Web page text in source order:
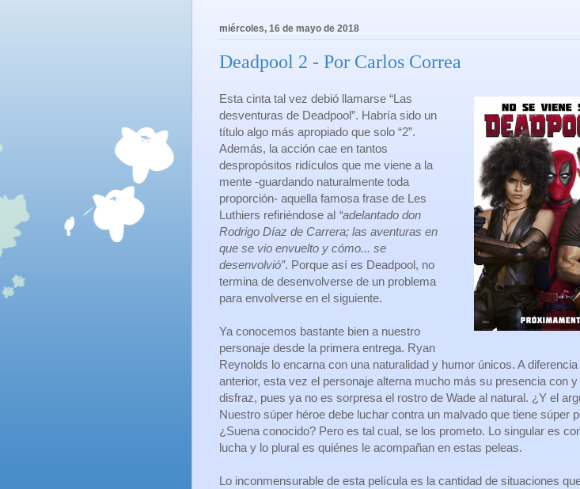
miércoles, 16 de mayo de 2018
Deadpool 2 - Por Carlos Correa
Esta cinta tal vez debió llamarse “Las
desventuras de Deadpool”. Habría sido un
título algo más apropiado que solo “2”.
Además, la acción cae en tantos
despropósitos ridículos que me viene a la
mente -guardando naturalmente toda
proporción- aquella famosa frase de Les
Luthiers refiriéndose al “adelantado don
Rodrigo Díaz de Carrera; las aventuras en
que se vio envuelto y cómo... se
desenvolvió”. Porque así es Deadpool, no
termina de desenvolverse de un problema
para envolverse en el siguiente.
Ya conocemos bastante bien a nuestro
personaje desde la primera entrega. Ryan
Reynolds lo encarna con una naturalidad y humor únicos. A diferencia
anterior, esta vez el personaje alterna mucho más su presencia con
disfraz, pues ya no es sorpresa el rostro de Wade al natural. ¿Y el
Nuestro súper héroe debe luchar contra un malvado que tiene súper
¿Suena conocido? Pero es tal cual, se los prometo. Lo singular es
lucha y lo plural es quiénes le acompañan en estas peleas.
Lo inconmensurable de esta película es la cantidad de situaciones